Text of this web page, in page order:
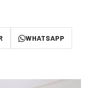
WHATSAPP